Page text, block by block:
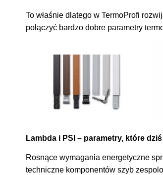
To właśnie dlatego w TermoProfi
połączyć bardzo dobre parametry
Lambda i PSI – parametry, które
Rosnące wymagania energetyczne
techniczne komponentów szyb